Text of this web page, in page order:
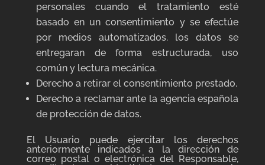
personales cuando el tratamiento esté
basado en un consentimiento y se efectúe
por medios automatizados. los datos se
entregaran de forma estructurada, uso
común y lectura mecánica.
Derecho a retirar el consentimiento prestado.
Derecho a reclamar ante la agencia española
de protección de datos.
El Usuario puede ejercitar los derechos
anteriormente indicados a la dirección de
correo postal o electrónica del Responsable,